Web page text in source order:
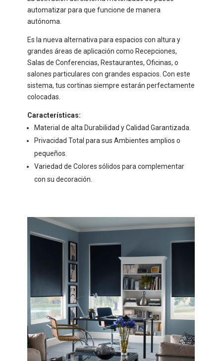
automatizar para que funcione de manera
autónoma.
Es la nueva alternativa para espacios con altura y
grandes áreas de aplicación como Recepciones,
Salas de Conferencias, Restaurantes, Oficinas, o
salones particulares con grandes espacios. Con este
sistema, tus cortinas siempre estarán perfectamente
colocadas.
Características:
Material de alta Durabilidad y Calidad Garantizada.
Privacidad Total para sus Ambientes amplios o
pequeños.
Variedad de Colores sólidos para complementar
con su decoración.